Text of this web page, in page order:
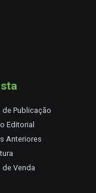
de Publicação
Editorial
Anteriores
de Venda